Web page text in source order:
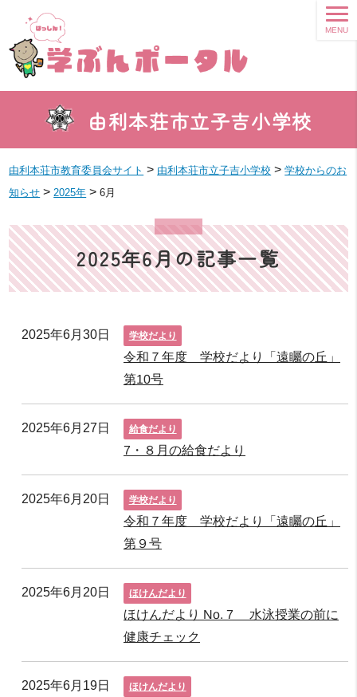
由利本荘市立子吉小学校
MENU
由利本荘市教育委員会サイト > 由利本荘市立子吉小学校 >学校からのお
知らせ > 2025年 >6月
2025年6月の記事一覧
2025年6月30日 学校だより
令和７年度 学校だより「遠矚の丘」
第10号
2025年6月27日 給食だより
7・８月の給食だより
2025年6月20日 学校だより
令和７年度 学校だより「遠矚の丘」
第９号
2025年6月20日 ほけんだより
ほけんだより No. 7 水泳授業の前に
健康チェック
2025年6月19日 ほけんだより